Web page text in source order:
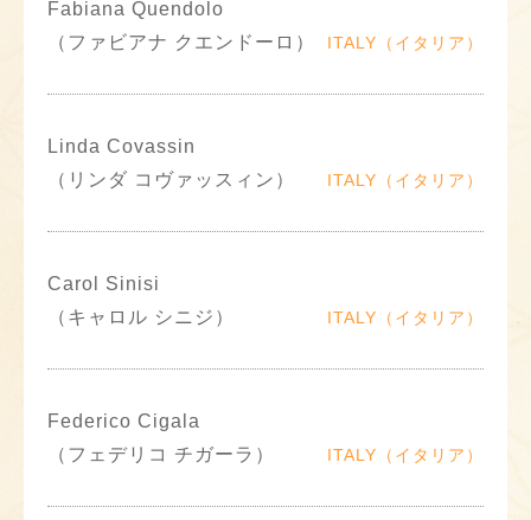
Fabiana Quendolo
（ファビアナ クエンドーロ）
ITALY（イタリア）
Linda Covassin
（リンダ コヴァッスィン）
ITALY（イタリア）
Carol Sinisi
（キャロル シニジ）
ITALY（イタリア）
Federico Cigala
（フェデリコ チガーラ）
ITALY（イタリア）